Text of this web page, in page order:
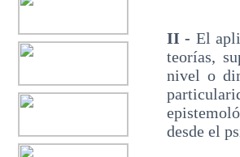
II - El
teorías,
nivel o
desde el